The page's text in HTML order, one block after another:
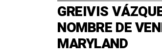
GREIVIS
NOMBRE DE
MARYLAND